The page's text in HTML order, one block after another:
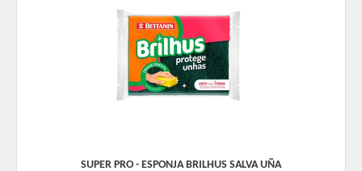
SUPER PRO - ESPONJA BRILHUS SALVA UÑA